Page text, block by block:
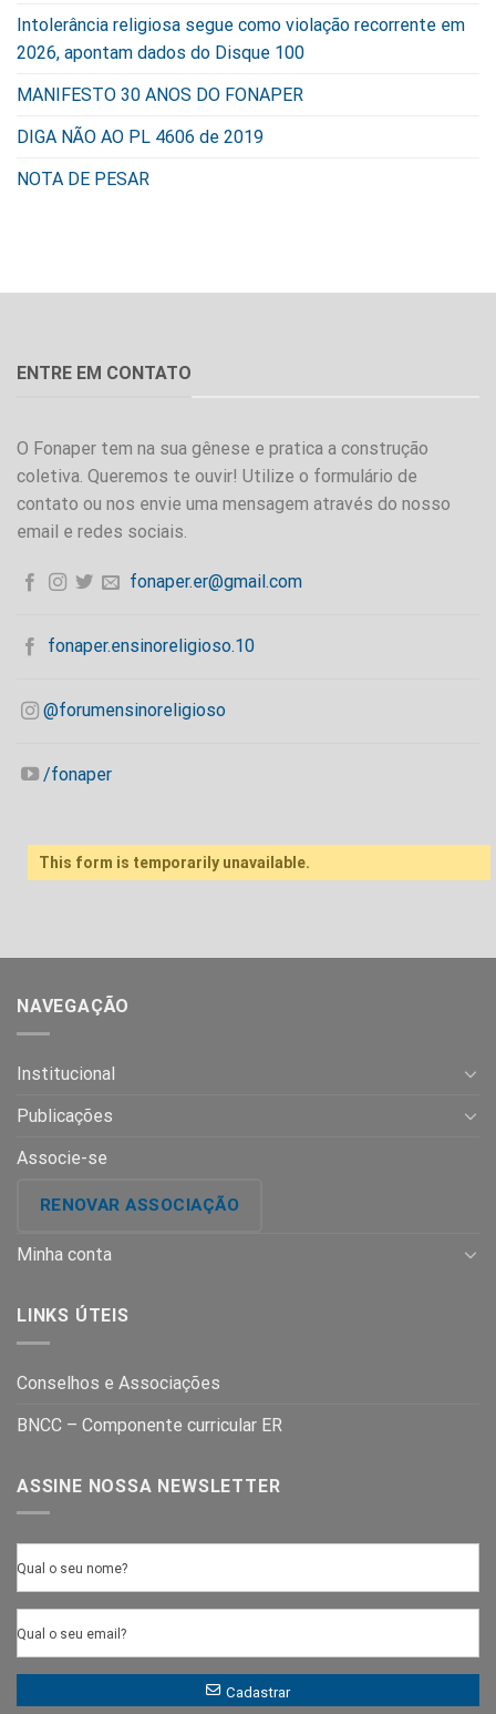
Intolerância religiosa segue como violação recorrente em
2026, apontam dados do Disque 100
MANIFESTO 30 ANOS DO FONAPER
DIGA NÃO AO PL 4606 de 2019
NOTA DE PESAR
ENTRE EM CONTATO
O Fonaper tem na sua gênese e pratica a construção
coletiva. Queremos te ouvir! Utilize o formulário de
contato ou nos envie uma mensagem através do nosso
email e redes sociais.
fonaper.er@gmail.com
fonaper.ensinoreligioso.10
@forumensinoreligioso
/fonaper
This form is temporarily unavailable.
NAVEGAÇÃO
Institucional
Publicações
Associe-se
RENOVAR ASSOCIAÇÃO
Minha conta
LINKS ÚTEIS
Conselhos e Associações
BNCC – Componente curricular ER
ASSINE NOSSA NEWSLETTER
Qual o seu nome?
Qual o seu email?
Cadastrar